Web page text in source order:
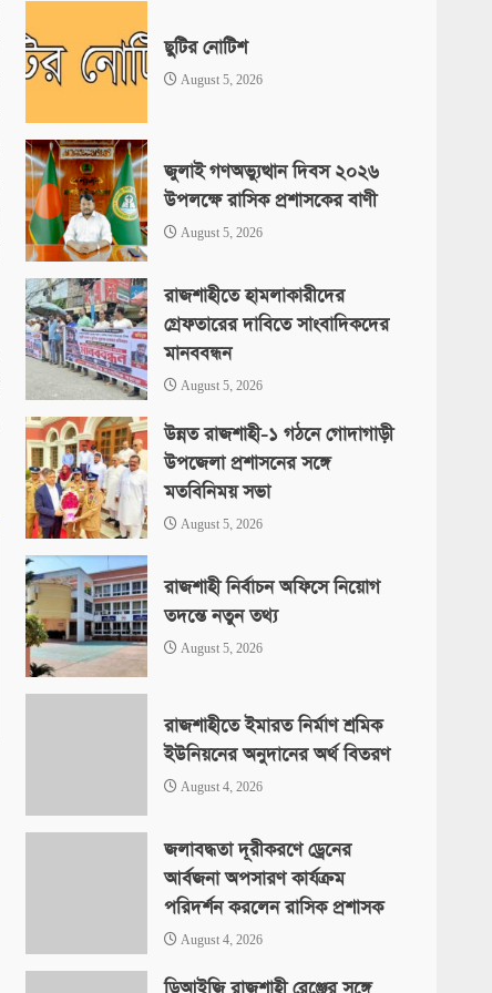
ছুটির নোটিশ
August 5, 2026
জুলাই গণঅভ্যুত্থান দিবস ২০২৬
উপলক্ষে রাসিক প্রশাসকের বাণী
August 5, 2026
রাজশাহীতে হামলাকারীদের
গ্রেফতারের দাবিতে সাংবাদিকদের
মানববন্ধন
August 5, 2026
উন্নত রাজশাহী-১ গঠনে গোদাগাড়ী
উপজেলা প্রশাসনের সঙ্গে
মতবিনিময় সভা
August 5, 2026
রাজশাহী নির্বাচন অফিসে নিয়োগ
তদন্তে নতুন তথ্য
August 5, 2026
রাজশাহীতে ইমারত নির্মাণ শ্রমিক
ইউনিয়নের অনুদানের অর্থ বিতরণ
August 4, 2026
জলাবদ্ধতা দূরীকরণে ড্রেনের
আর্বজনা অপসারণ কার্যক্রম
পরিদর্শন করলেন রাসিক প্রশাসক
August 4, 2026